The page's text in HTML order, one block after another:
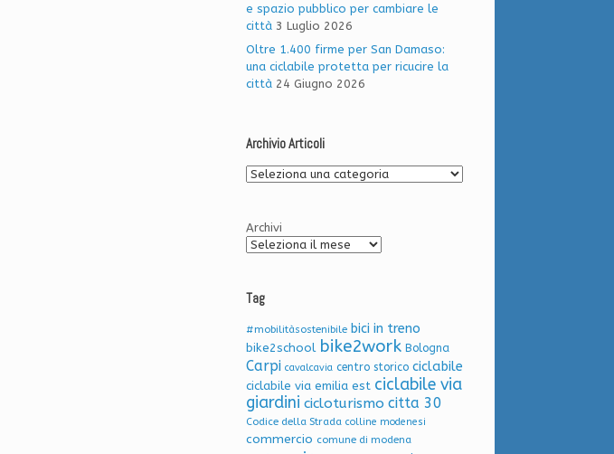
e spazio pubblico per cambiare le
città 3 Luglio 2026
Oltre 1.400 firme per San Damaso:
una ciclabile protetta per ricucire la
città 24 Giugno 2026
Archivio Articoli
Archivio
Archivi
Tag
#mobilitàsostenibile bici in treno
bike2school bike2work Bologna
Carpi cavalcavia centro storico ciclabile
ciclabile via emilia est ciclabile via
giardini cicloturismo citta 30
Codice della Strada colline modenesi
commercio comune di modena